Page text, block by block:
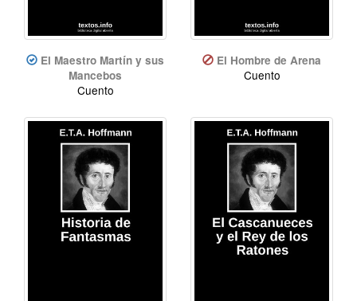
El Maestro Martín y sus
Mancebos
Cuento
El Hombre de Arena
Cuento